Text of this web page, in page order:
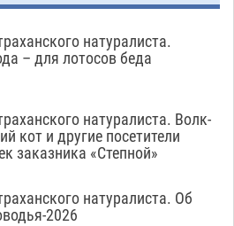
натуралиста.
– для лотосов беда
натуралиста. Волк-
кот и другие посетители
заказника «Степной»
натуралиста. Об
2026